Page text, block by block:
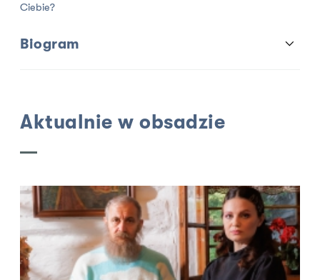
Ciebie?
Biogram
Aktualnie w obsadzie